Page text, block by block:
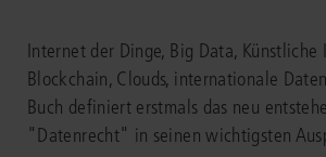
Internet der Dinge, Big Data, Künstliche
Blockchain, Clouds, internationale
Buch definiert erstmals das neu
"Datenrecht" in seinen wichtigsten